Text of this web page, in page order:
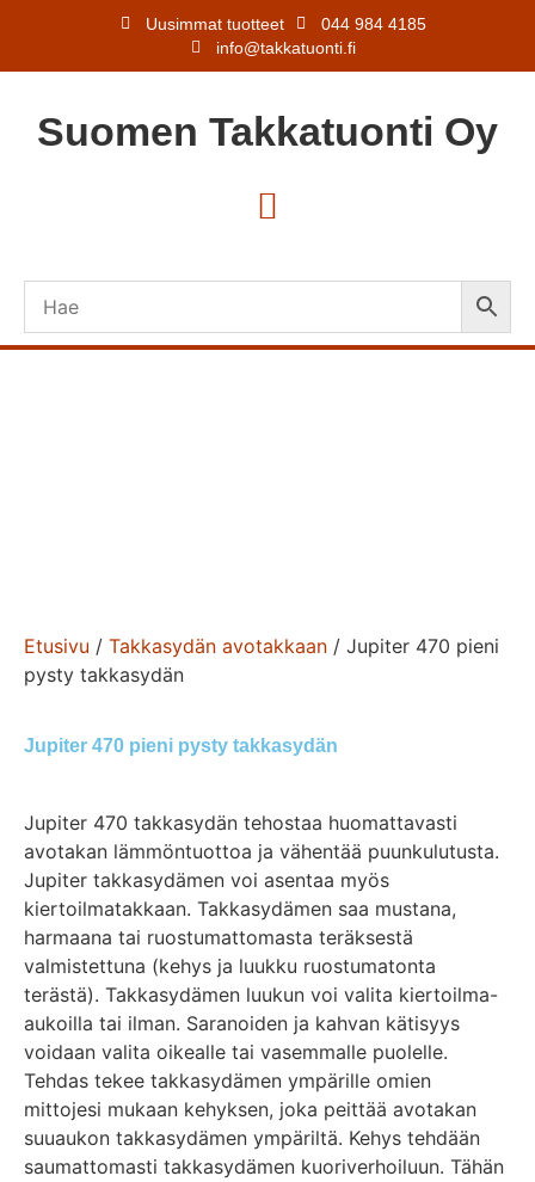
Uusimmat tuotteet
044 984 4185
info@takkatuonti.fi
Suomen Takkatuonti Oy
Etusivu / Takkasydän avotakkaan / Jupiter 470 pieni
pysty takkasydän
Jupiter 470 pieni pysty takkasydän
Jupiter 470 takkasydän tehostaa huomattavasti
avotakan lämmöntuottoa ja vähentää puunkulutusta.
Jupiter takkasydämen voi asentaa myös
kiertoilmatakkaan. Takkasydämen saa mustana,
harmaana tai ruostumattomasta teräksestä
valmistettuna (kehys ja luukku ruostumatonta
terästä). Takkasydämen luukun voi valita kiertoilma-
aukoilla tai ilman. Saranoiden ja kahvan kätisyys
voidaan valita oikealle tai vasemmalle puolelle.
Tehdas tekee takkasydämen ympärille omien
mittojesi mukaan kehyksen, joka peittää avotakan
suuaukon takkasydämen ympäriltä. Kehys tehdään
saumattomasti takkasydämen kuoriverhoiluun. Tähän